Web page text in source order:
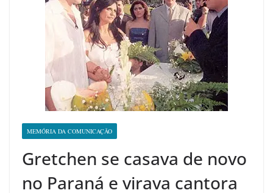
MEMÓRIA DA COMUNICAÇÃO
Gretchen se casava de novo
no Paraná e virava cantora